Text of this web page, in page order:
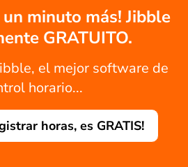
un minuto más! Jibble
GRATUITO.
el mejor software de
horario...
horas, es GRATIS!